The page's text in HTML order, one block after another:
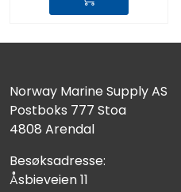
Norway Marine Supply AS
Postboks 777 Stoa
4808 Arendal
Besøksadresse:
Åsbieveien 11